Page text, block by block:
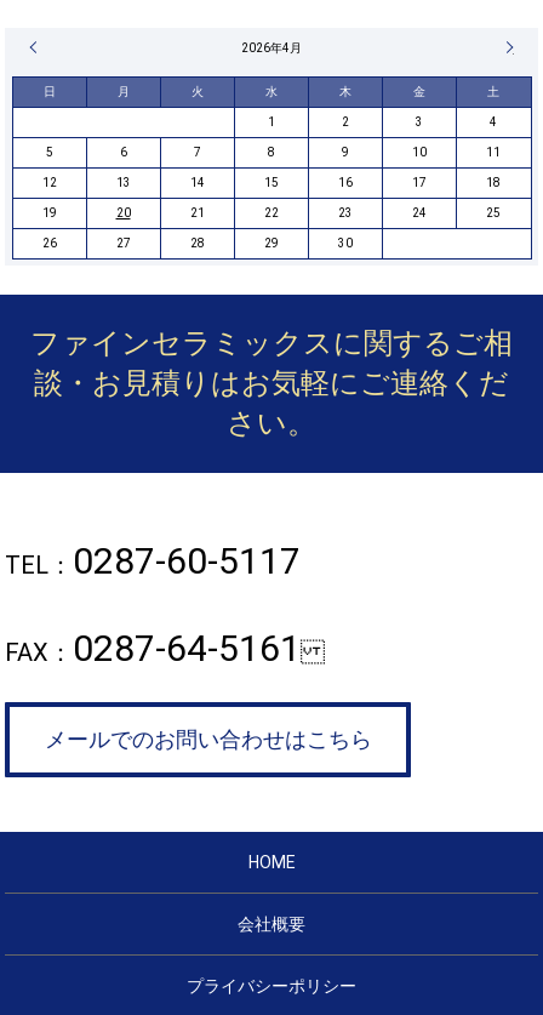
2026年4月
日 月 火 水 木 金 土
8月 »
1 2 3 4
5 6 7 8 9 10 11
12 13 14 15 16 17 18
19 20 21 22 23 24 25
26 27 28 29 30
ファインセラミックスに関するご相
談・お見積りはお気軽にご連絡くだ
さい。
TEL： 0287-60-5117
FAX： 0287-64-5161
メールでのお問い合わせはこちら
HOME
会社概要
プライバシーポリシー